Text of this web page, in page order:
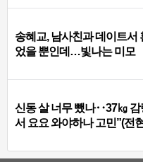
송혜교, 남사친과 데이트서
었을 뿐인데…빛나는 미모
신동 살 너무 뺐나‥37㎏ 감
서 요요 와야하나 고민”(전